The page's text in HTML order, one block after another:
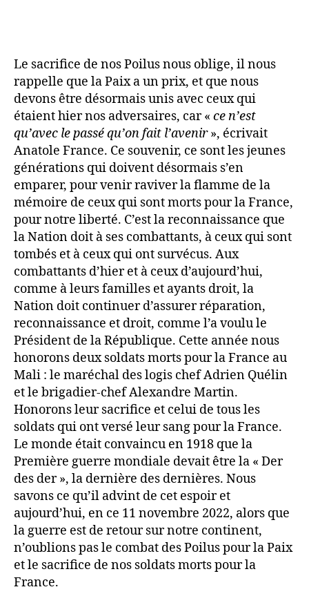
Le sacrifice de nos Poilus nous oblige, il nous
rappelle que la Paix a un prix, et que nous
devons être désormais unis avec ceux qui
étaient hier nos adversaires, car « ce n’est
qu’avec le passé qu’on fait l’avenir», écrivait
Anatole France. Ce souvenir, ce sont les jeunes
générations qui doivent désormais s’en
emparer, pour venir raviver la flamme de la
mémoire de ceux qui sont morts pour la France,
pour notre liberté. C’est la reconnaissance que
la Nation doit à ses combattants, à ceux qui sont
tombés et à ceux qui ont survécus. Aux
combattants d’hier et à ceux d’aujourd’hui,
comme à leurs familles et ayants droit, la
Nation doit continuer d’assurer réparation,
reconnaissance et droit, comme l’a voulu le
Président de la République. Cette année nous
honorons deux soldats morts pour la France au
Mali : le maréchal des logis chef Adrien Quélin
et le brigadier-chef Alexandre Martin.
Honorons leur sacrifice et celui de tous les
soldats qui ont versé leur sang pour la France.
Le monde était convaincu en 1918 que la
Première guerre mondiale devait être la « Der
des der », la dernière des dernières. Nous
savons ce qu’il advint de cet espoir et
aujourd’hui, en ce 11 novembre 2022, alors que
la guerre est de retour sur notre continent,
n’oublions pas le combat des Poilus pour la Paix
et le sacrifice de nos soldats morts pour la
France.